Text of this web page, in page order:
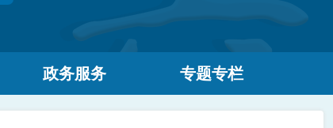
政务服务 专题专栏